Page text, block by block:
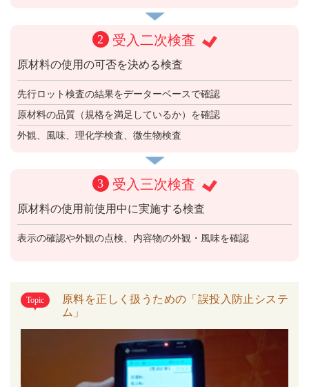
2 受入二次検査
原材料の使用の可否を決める検査
先行ロット検査の結果をデーターベースで確認
原材料の品質（規格を満足しているか）を確認
外観、風味、理化学検査、微生物検査
3 受入三次検査
原材料の使用前使用中に実施する検査
表示の確認や外観の点検、内容物の外観・風味を確認
Topic
原料を正しく扱うための「誤投入防止システ
ム」